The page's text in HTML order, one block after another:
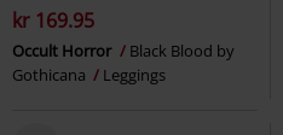
kr 169.95
Occult Horror
Black Blood by
Gothicana
Leggings